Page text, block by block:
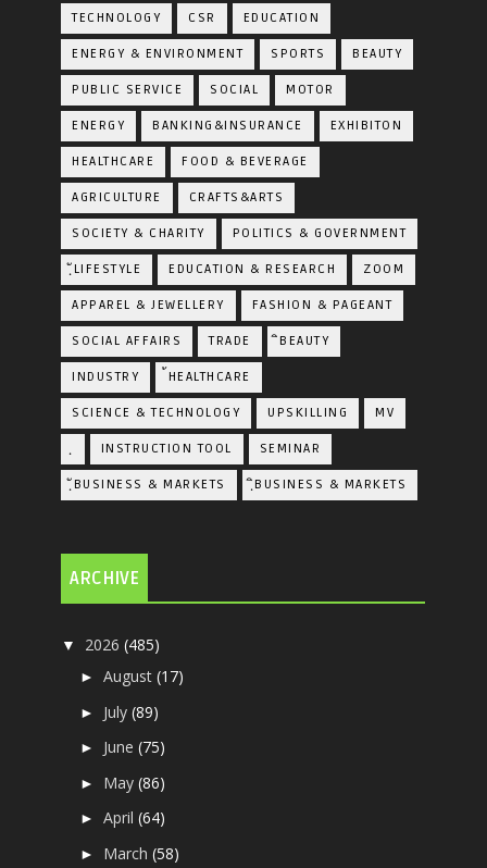
TECHNOLOGY CSR EDUCATION
ENERGY & ENVIRONMENT SPORTS BEAUTY
PUBLIC SERVICE SOCIAL MOTOR
ENERGY BANKING&INSURANCE EXHIBITON
HEALTHCARE FOOD & BEVERAGE
AGRICULTURE CRAFTS&ARTS
SOCIETY & CHARITY POLITICS & GOVERNMENT
ฺัLIFESTYLE EDUCATION & RESEARCH ZOOM
APPAREL & JEWELLERY FASHION & PAGEANT
SOCIAL AFFAIRS TRADE ิBEAUTY
INDUSTRY ้HEALTHCARE
SCIENCE & TECHNOLOGY UPSKILLING MV
INSTRUCTION TOOL SEMINAR
ฺัBUSINESS & MARKETS ฺิBUSINESS & MARKETS
ARCHIVE
▼ 2026(485)
►August(17)
► July(89)
► June(75)
► May(86)
►April(64)
► March(58)